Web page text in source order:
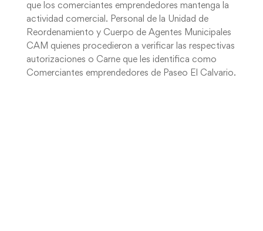
que los comerciantes emprendedores mantenga la
actividad comercial. Personal de la Unidad de
Reordenamiento y Cuerpo de Agentes Municipales
CAM quienes procedieron a verificar las respectivas
autorizaciones o Carne que les identifica como
Comerciantes emprendedores de Paseo El Calvario.